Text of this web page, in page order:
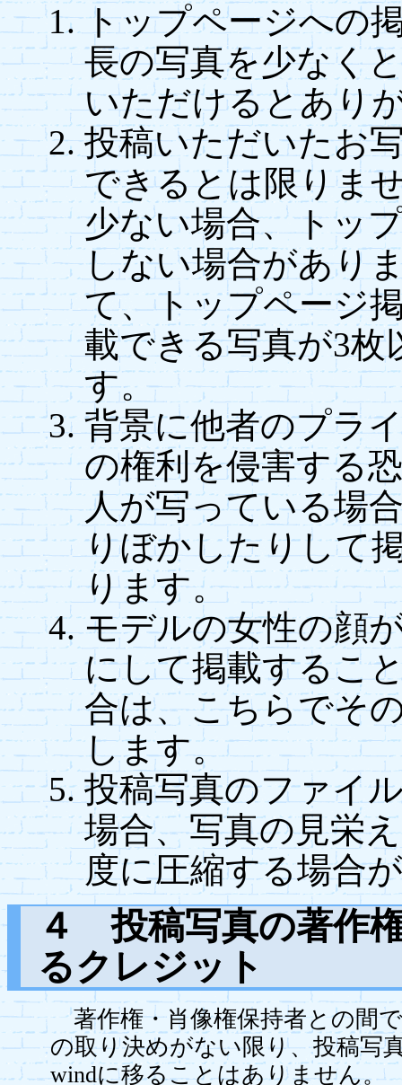
トップページへの
長の写真を少なく
いただけるとあり
投稿いただいたお
できるとは限りま
少ない場合、トッ
しない場合があり
て、トップページ
載できる写真が3枚
す。
背景に他者のプラ
の権利を侵害する
人が写っている場
りぼかしたりして
ります。
モデルの女性の顔
にして掲載するこ
合は、こちらでそ
します。
投稿写真のファイ
場合、写真の見栄
度に圧縮する場合
４ 投稿写真の著作
るクレジット
著作権・肖像権保持者との間
の取り決めがない限り、投稿写
windに移ることはありません。